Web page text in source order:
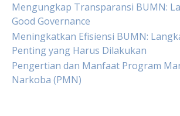
Mengungkap Transparansi BUMN:
Good Governance
Meningkatkan Efisiensi BUMN:
Penting yang Harus Dilakukan
Pengertian dan Manfaat Program
Narkoba (PMN)